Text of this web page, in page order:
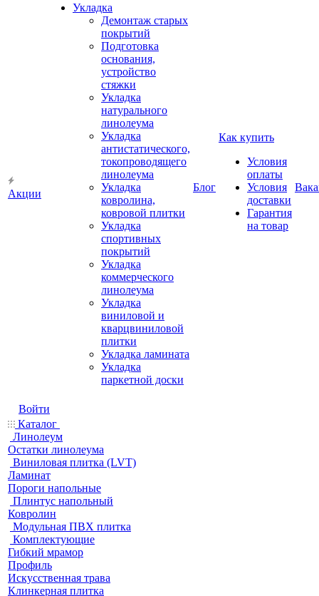
Акции
Укладка
Демонтаж старых
покрытий
Подготовка
основания,
устройство
стяжки
Укладка
натурального
линолеума
Укладка
антистатического,
токопроводящего
линолеума
Укладка
ковролина,
ковровой плитки
Укладка
спортивных
покрытий
Укладка
коммерческого
линолеума
Укладка
виниловой и
кварцвиниловой
плитки
Укладка ламината
Укладка
паркетной доски
Блог
Как купить
Условия
оплаты
Условия
доставки
Гарантия
на товар
Войти
Каталог
Линолеум
Остатки линолеума
Виниловая плитка (LVT)
Ламинат
Пороги напольные
Плинтус напольный
Ковролин
Модульная ПВХ плитка
Комплектующие
Гибкий мрамор
Профиль
Искусственная трава
Клинкерная плитка